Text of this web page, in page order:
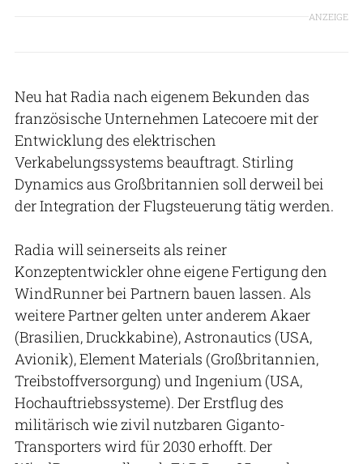
ANZEIGE
Neu hat Radia nach eigenem Bekunden das
französische Unternehmen Latecoere mit der
Entwicklung des elektrischen
Verkabelungssystems beauftragt. Stirling
Dynamics aus Großbritannien soll derweil bei
der Integration der Flugsteuerung tätig werden.
Radia will seinerseits als reiner
Konzeptentwickler ohne eigene Fertigung den
WindRunner bei Partnern bauen lassen. Als
weitere Partner gelten unter anderem Akaer
(Brasilien, Druckkabine), Astronautics (USA,
Avionik), Element Materials (Großbritannien,
Treibstoffversorgung) und Ingenium (USA,
Hochauftriebssysteme). Der Erstflug des
militärisch wie zivil nutzbaren Giganto-
Transporters wird für 2030 erhofft. Der